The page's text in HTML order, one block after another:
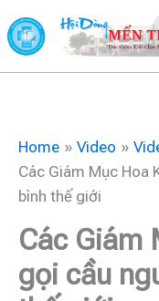
to
content
Home Video
Các Giám Mục Hoa
bình thế giới
Các Giám
gọi cầu